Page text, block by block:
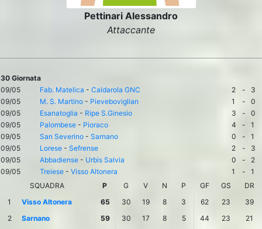
Pettinari Alessandro
Attaccante
30 Giornata
09/05
Fab. Matelica - Caldarola GNC 2 -
3
09/05
M. S. Martino - Pieveboviglian 1 -
0
09/05
Esanatoglia - Ripe S.Ginesio 3 -
0
09/05
Palombese - Pioraco 4 -
1
09/05
San Severino - Sarnano 0 -
1
09/05
Lorese - Sefrense 2 -
3
09/05
Abbadiense - Urbis Salvia 0 -
2
09/05
Treiese - Visso Altonera 1 -
1
SQUADRA
P G V N P GF GS
DR
1
Visso Altonera 65 30 19 8 3 62 23
39
2
Sarnano 59 30 17 8 5 44 23
21